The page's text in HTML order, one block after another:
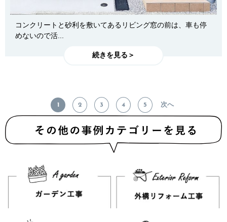
コンクリートと砂利を敷いてあるリビング窓の前は、車も停
めないので活...
続きを見る＞
1 2 3 4 5 次へ